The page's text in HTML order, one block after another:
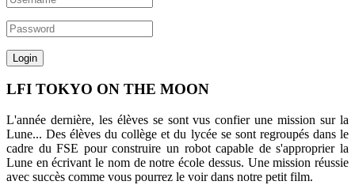
LFI TOKYO ON THE MOON
L'année dernière, les élèves se sont vus confier une mission sur la
Lune... Des élèves du collège et du lycée se sont regroupés dans le
cadre du FSE pour construire un robot capable de s'approprier la
Lune en écrivant le nom de notre école dessus. Une mission réussie
avec succès comme vous pourrez le voir dans notre petit film.